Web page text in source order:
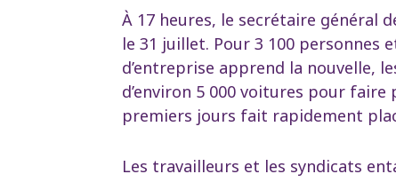
À 17 heures, le secrétaire général
le 31 juillet. Pour 3 100 personnes
d’entreprise apprend la nouvelle,
d’environ 5 000 voitures pour
premiers jours fait rapidement
Les travailleurs et les syndicats